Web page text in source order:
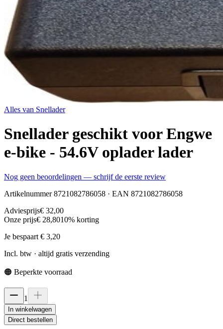
Alles van Snellader
Snellader geschikt voor Engwe
e-bike - 54.6V oplader lader
Nog geen beoordelingen — schrijf de eerste review
Artikelnummer8721082786058 · EAN 8721082786058
Adviesprijs€ 32,00
Onze prijs€ 28,8010% korting
Je bespaart € 3,20
Incl. btw · altijd gratis verzending
🟠 Beperkte voorraad
1
In winkelwagen
Direct bestellen